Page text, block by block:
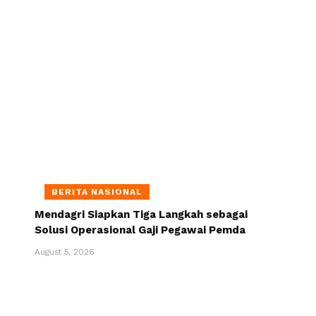
BERITA NASIONAL
Mendagri Siapkan Tiga Langkah sebagai
Solusi Operasional Gaji Pegawai Pemda
August 5, 2026